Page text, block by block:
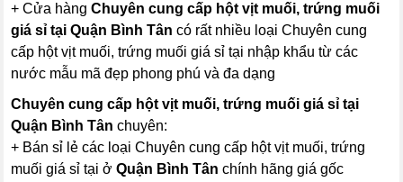
+ Cửa hàngChuyên cung cấp hột vịt muối, trứng muối
giá sỉ tại Quận Bình Tân có rất nhiều loại Chuyên cung
cấp hột vịt muối, trứng muối giá sỉ tại nhập khẩu từ các
nước mẫu mã đẹp phong phú và đa dạng
Chuyên cung cấp hột vịt muối, trứng muối giá sỉ tại
Quận Bình Tânchuyên:
+ Bán sỉ lẻ các loại Chuyên cung cấp hột vịt muối, trứng
muối giá sỉ tại ởQuận Bình Tân chính hãng giá gốc